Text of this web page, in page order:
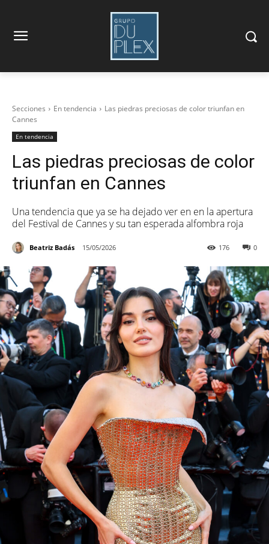
Secciones En tendencia
Las piedras preciosas de color triunfan en
Cannes
En tendencia
Las piedras preciosas de color
triunfan en Cannes
Una tendencia que ya se ha dejado ver en en la apertura
del Festival de Cannes y su tan esperada alfombra roja
Beatriz Badás 15/05/2026 0
176